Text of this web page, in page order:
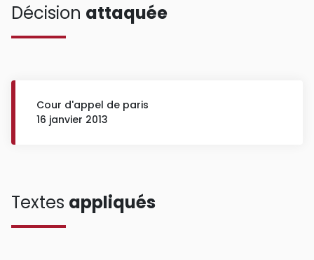
Décision attaquée
Cour d'appel de paris
16 janvier 2013
Textes appliqués